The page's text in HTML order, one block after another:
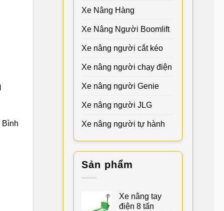
Bình
Xe Nâng Hàng
Xe Nâng Người Boomlift
Xe nâng người cắt kéo
Xe nâng người chạy điện
Xe nâng người Genie
Xe nâng người JLG
Xe nâng người tự hành
Sản phẩm
Xe nâng tay
điện 8 tấn